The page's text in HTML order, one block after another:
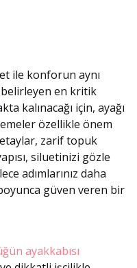
ile konforun aynı
en kritik
kalınacağı için, ayağı
özellikle önem
zarif topuk
siluetinizi gözle
adımlarınız daha
güven veren bir
ayakkabısı